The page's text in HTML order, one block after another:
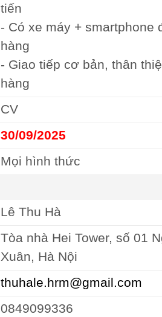
tiến
- Có xe máy + smartphone
hàng
- Giao tiếp cơ bản, thân
hàng
CV
30/09/2025
Mọi hình thức
Lê Thu Hà
Tòa nhà Hei Tower, số 01
Xuân, Hà Nội
thuhale.hrm@gmail.com
0849099336